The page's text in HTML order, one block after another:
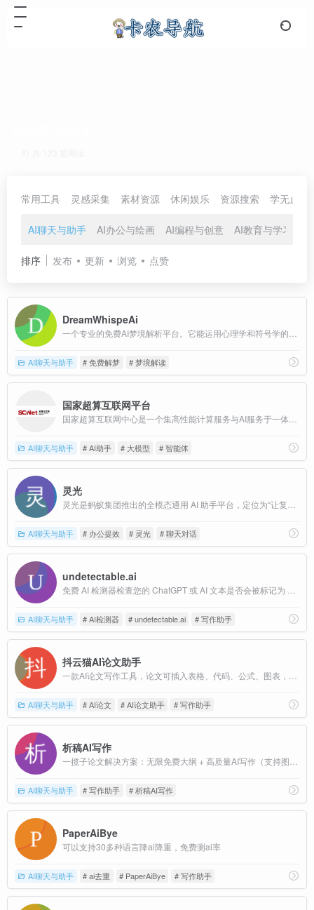
常用工具 灵感采集 素材资源 休闲娱乐 资源搜索 学无止境
AI聊天与助手 AI办公与绘画 AI编程与创意 AI教育与学习
排序 发布 更新 浏览 点赞
DreamWhispeAi
AI聊天与助手 # 免费解梦 # 梦境解读
国家超算互联网平台
AI聊天与助手 # AI助手 # 大模型 # 智能体
灵光
AI聊天与助手 # 办公提效 # 灵光 # 聊天对话
undetectable.ai
AI聊天与助手 # AI检测器 # undetectable.ai # 写作助手
抖云猫AI论文助手
AI聊天与助手 # AI论文 # AI论文助手 # 写作助手
析稿AI写作
AI聊天与助手 # 写作助手 # 析稿AI写作
PaperAiBye
可以支持30多种语言降ai降重，免费测ai率
AI聊天与助手 # ai去重 # PaperAiBye # 写作助手